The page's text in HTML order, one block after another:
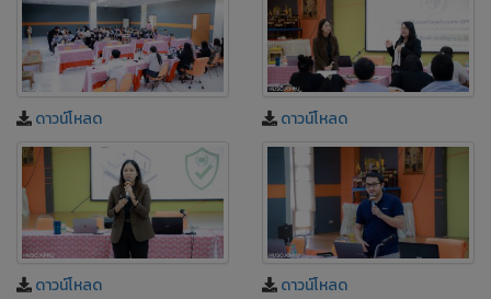
ดาวน์โหลด ดาวน์โหลด
ดาวน์โหลด ดาวน์โหลด